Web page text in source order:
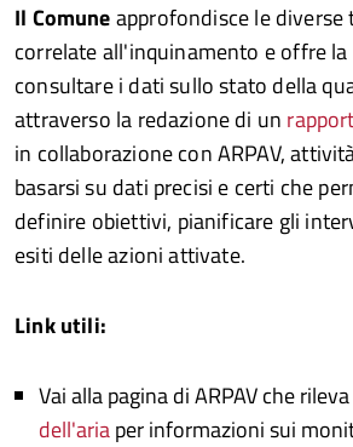
Il Comuneapprofondisce le diverse
correlate all'inquinamento e offre
consultare i dati sullo stato della
attraverso la redazione di un
in collaborazione con ARPAV,
basarsi su dati precisi e certi che
definire obiettivi, pianificare gli
esiti delle azioni attivate.
Link utili:
Vai alla pagina di ARPAV che
dell'ariaper informazioni sui